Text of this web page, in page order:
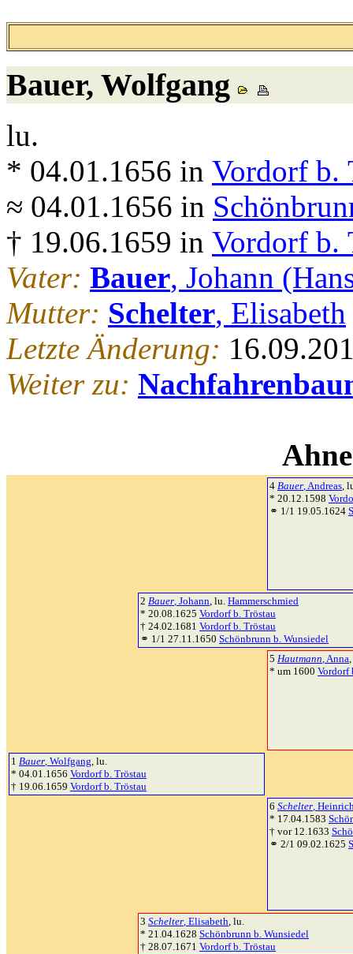
Bauer, Wolfgang
lu.
* 04.01.1656 in Vordorf b.
≈ 04.01.1656 in
† 19.06.1659 in Vordorf b.
Vater: Bauer, Johann
Mutter: Schelter, Elisabeth
Letzte Änderung:
Weiter zu:
4 Bauer, Andreas,
* 20.12.1598
⚭ 1/1 19.05.1624
2 Bauer, Johann, lu. Hammerschmied
* 20.08.1625 Vordorf b. Tröstau
† 24.02.1681 Vordorf b. Tröstau
⚭ 1/1 27.11.1650 Schönbrunn b. Wunsiedel
5 Hautmann, Anna
* um 1600 Vordorf
1 Bauer, Wolfgang, lu.
* 04.01.1656 Vordorf b. Tröstau
† 19.06.1659 Vordorf b. Tröstau
6 Schelter,
* 17.04.1583
† vor 12.1633
⚭ 2/1 09.02.1625
3 Schelter, Elisabeth, lu.
* 21.04.1628 Schönbrunn b. Wunsiedel
† 28.07.1671 Vordorf b. Tröstau